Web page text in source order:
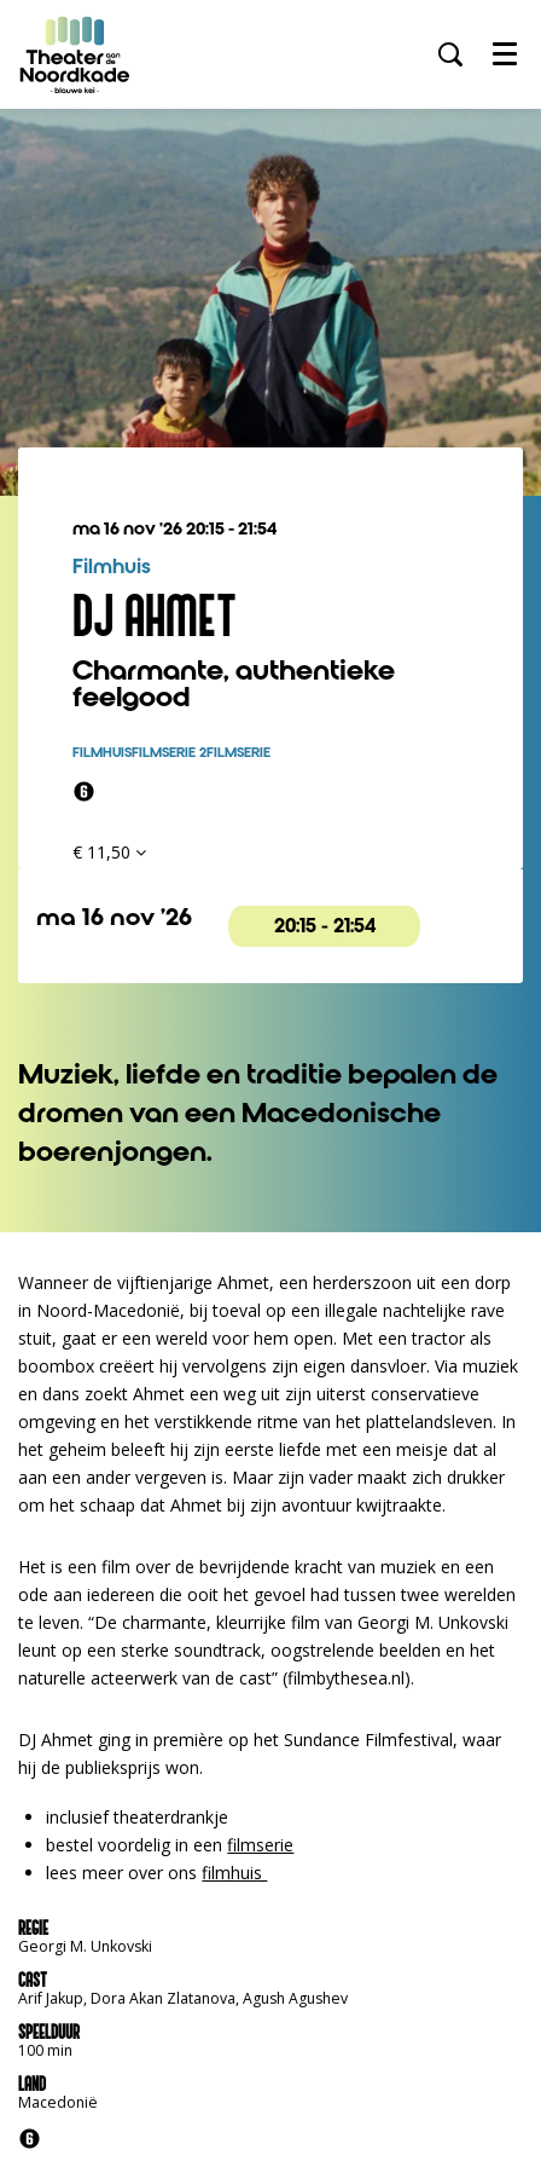
Menu
DJ AHMET
Charmante, authentieke
feelgood
Filmhuis
ma 16 nov ’2620:15 - 21:54
FILMHUISFILMSERIE 2FILMSERIE
€ 11,50
ma 16 nov ’26 20:15 - 21:54
Muziek, liefde en traditie bepalen de
dromen van een Macedonische
boerenjongen.
Wanneer de vijftienjarige Ahmet, een herderszoon uit een dorp
in Noord-Macedonië, bij toeval op een illegale nachtelijke rave
stuit, gaat er een wereld voor hem open. Met een tractor als
boombox creëert hij vervolgens zijn eigen dansvloer. Via muziek
en dans zoekt Ahmet een weg uit zijn uiterst conservatieve
omgeving en het verstikkende ritme van het plattelandsleven. In
het geheim beleeft hij zijn eerste liefde met een meisje dat al
aan een ander vergeven is. Maar zijn vader maakt zich drukker
om het schaap dat Ahmet bij zijn avontuur kwijtraakte.
Het is een film over de bevrijdende kracht van muziek en een
ode aan iedereen die ooit het gevoel had tussen twee werelden
te leven. “De charmante, kleurrijke film van Georgi M. Unkovski
leunt op een sterke soundtrack, oogstrelende beelden en het
naturelle acteerwerk van de cast” (filmbythesea.nl).
DJ Ahmet ging in première op het Sundance Filmfestival, waar
hij de publieksprijs won.
inclusief theaterdrankje
bestel voordelig in eenfilmserie
lees meer over onsfilmhuis
REGIE
Georgi M. Unkovski
CAST
Arif Jakup, Dora Akan Zlatanova, Agush Agushev
SPEELDUUR
100 min
LAND
Macedonië